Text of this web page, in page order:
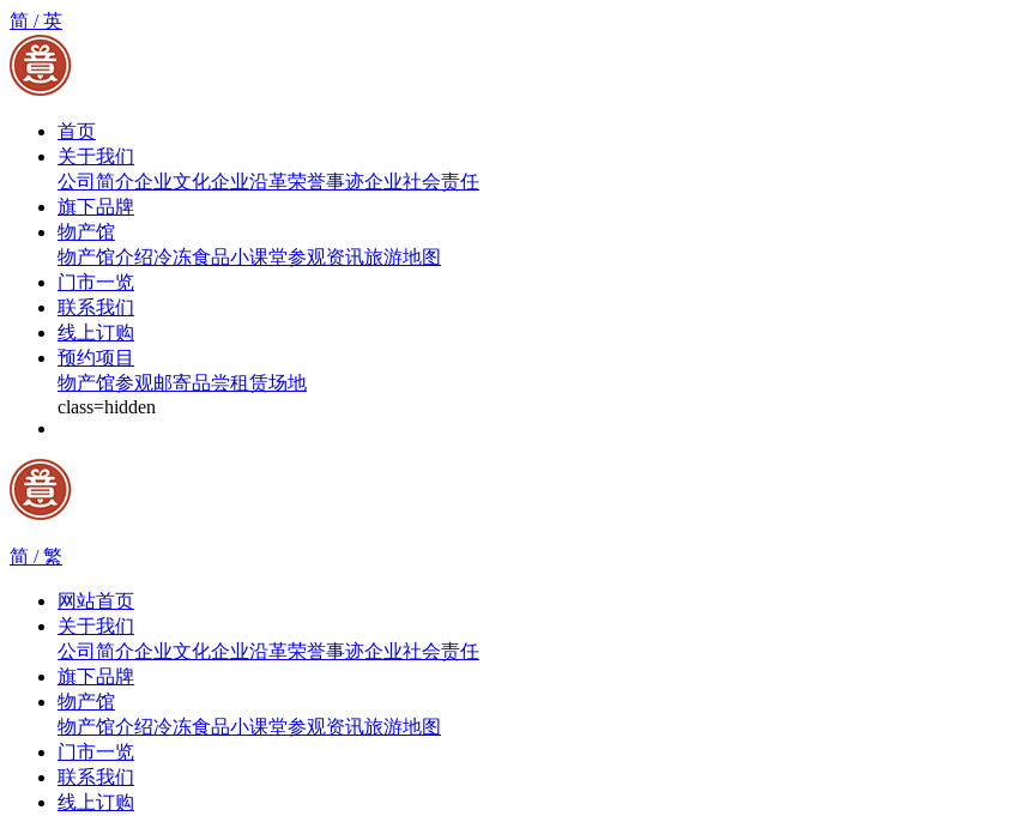
简 /英
首页
关于我们
公司简介企业文化企业沿革荣誉事迹企业社会责任
旗下品牌
物产馆
物产馆介绍冷冻食品小课堂参观资讯旅游地图
门市一览
联系我们
线上订购
预约项目
物产馆参观邮寄品尝租赁场地
class=hidden
简 /繁
网站首页
关于我们
公司简介企业文化企业沿革荣誉事迹企业社会责任
旗下品牌
物产馆
物产馆介绍冷冻食品小课堂参观资讯旅游地图
门市一览
联系我们
线上订购